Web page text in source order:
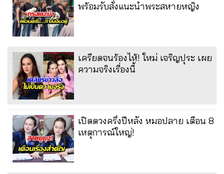
พร้อมรับสั่งแนะนำพระสหายหญิง
เครียดจนร้องไห้! ใหม่ เจริญปุระ เผย
ความจริงเรื่องนี้
เปิดดวงครึ่งปีหลัง หมอปลาย เตือน 8
เหตุการณ์ใหญ่!